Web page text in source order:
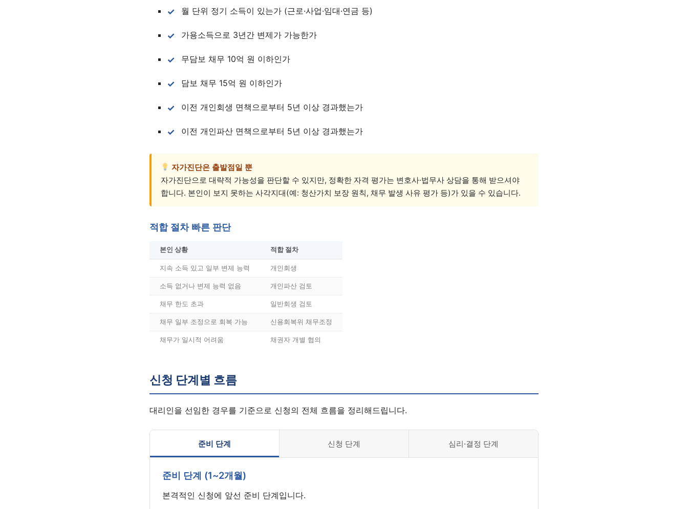
월 단위 정기 소득이 있는가 (근로·사업·임대·연금 등)
가용소득으로 3년간 변제가 가능한가
무담보 채무 10억 원 이하인가
담보 채무 15억 원 이하인가
이전 개인회생 면책으로부터 5년 이상 경과했는가
이전 개인파산 면책으로부터 5년 이상 경과했는가
자가진단은 출발점일 뿐
자가진단으로 대략적 가능성을 판단할 수 있지만, 정확한 자격 평가는 변호사·법무사 상담을 통해 받으셔야
합니다. 본인이 보지 못하는 사각지대(예: 청산가치 보장 원칙, 채무 발생 사유 평가 등)가 있을 수 있습니다.
적합 절차 빠른 판단
본인 상황 적합 절차
지속 소득 있고 일부 변제 능력 개인회생
소득 없거나 변제 능력 없음 개인파산 검토
채무 한도 초과 일반회생 검토
채무 일부 조정으로 회복 가능 신용회복위 채무조정
채무가 일시적 어려움 채권자 개별 협의
신청 단계별 흐름
대리인을 선임한 경우를 기준으로 신청의 전체 흐름을 정리해드립니다.
준비 단계 신청 단계 심리·결정 단계
준비 단계 (1~2개월)
본격적인 신청에 앞선 준비 단계입니다.